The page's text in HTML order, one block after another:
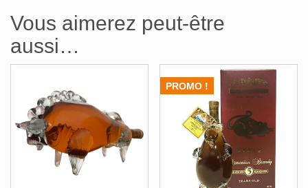
Vous aimerez peut-être
aussi…
PROMO !